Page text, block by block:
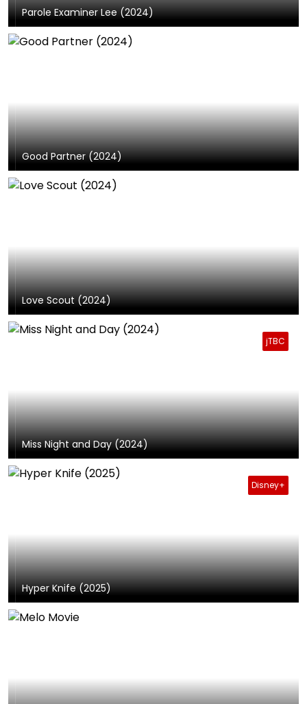
Parole Examiner Lee (2024)
Good Partner (2024)
Love Scout (2024)
jTBC
Miss Night and Day (2024)
Disney+
Hyper Knife (2025)